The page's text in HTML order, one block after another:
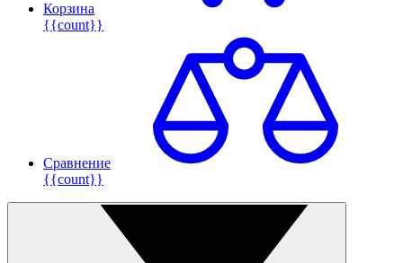
Корзина
{{count}}
Сравнение
{{count}}